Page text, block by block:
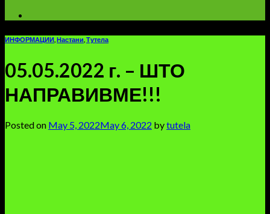
ИНФОРМАЦИИ Настани Тутела
05.05.2022 г. – ШТО
НАПРАВИВМЕ!!!
Posted on May 5, 2022May 6, 2022 bytutela